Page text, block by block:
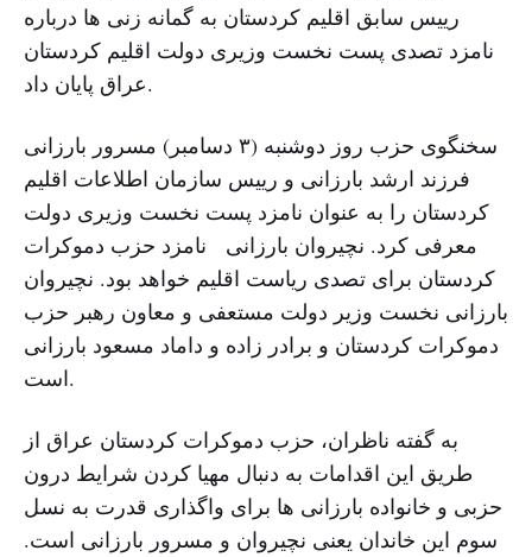
رییس سابق اقلیم کردستان به گمانه زنی ها درباره
نامزد تصدی پست نخست وزیری دولت اقلیم کردستان
عراق پایان داد.
سخنگوی حزب روز دوشنبه (۳ دسامبر) مسرور بارزانی
فرزند ارشد بارزانی و رییس سازمان اطلاعات اقلیم
کردستان را به عنوان نامزد پست نخست وزیری دولت
معرفی کرد. نچیروان بارزانی نامزد حزب دموکرات
کردستان برای تصدی ریاست اقلیم خواهد بود. نچیروان
بارزانی نخست وزیر دولت مستعفی و معاون رهبر حزب
دموکرات کردستان و برادر زاده و داماد مسعود بارزانی
است.
به گفته ناظران، حزب دموکرات کردستان عراق از
طریق این اقدامات به دنبال مهیا کردن شرایط درون
حزبی و خانواده بارزانی ها برای واگذاری قدرت به نسل
سوم این خاندان یعنی نچیروان و مسرور بارزانی است.